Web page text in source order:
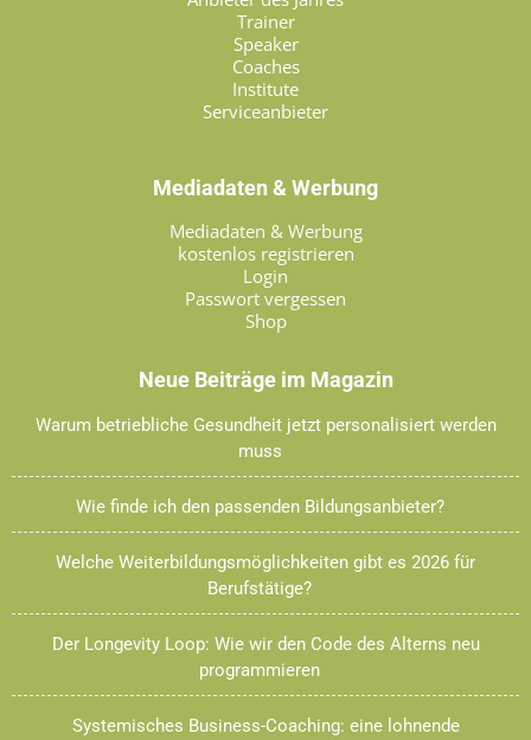
Trainer
Speaker
Coaches
Institute
Serviceanbieter
Mediadaten & Werbung
Mediadaten & Werbung
kostenlos registrieren
Login
Passwort vergessen
Shop
Neue Beiträge im Magazin
Warum betriebliche Gesundheit jetzt personalisiert werden
muss
Wie finde ich den passenden Bildungsanbieter?
Welche Weiterbildungsmöglichkeiten gibt es 2026 für
Berufstätige?
Der Longevity Loop: Wie wir den Code des Alterns neu
programmieren
Systemisches Business-Coaching: eine lohnende